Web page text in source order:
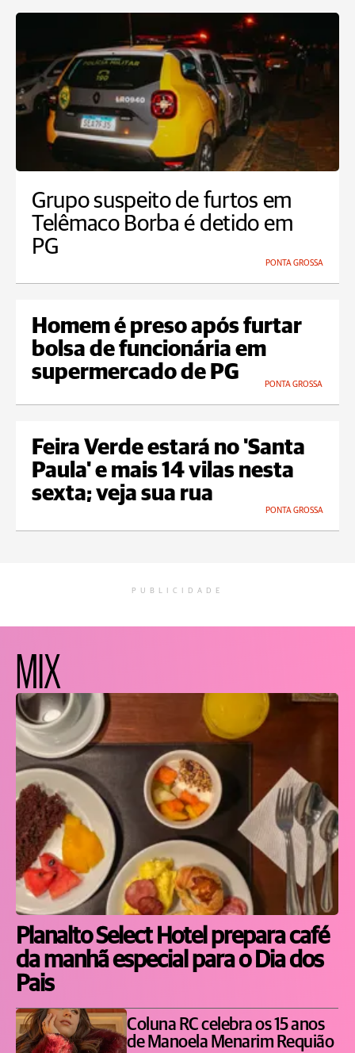
Grupo suspeito de furtos em
Telêmaco Borba é detido em
PG
PONTA GROSSA
Homem é preso após furtar
bolsa de funcionária em
supermercado de PG
PONTA GROSSA
Feira Verde estará no 'Santa
Paula' e mais 14 vilas nesta
sexta; veja sua rua
PONTA GROSSA
PUBLICIDADE
MIX
Planalto Select Hotel prepara café
da manhã especial para o Dia dos
Pais
Coluna RC celebra os 15 anos
de Manoela Menarim Requião